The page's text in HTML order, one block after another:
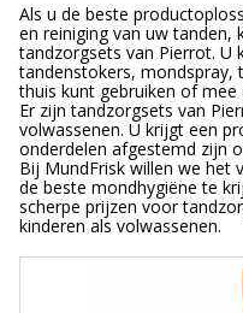
Als u de beste
en reiniging van uw tanden,
tandzorgsets van Pierrot. U
tandenstokers, mondspray,
thuis kunt gebruiken of
Er zijn tandzorgsets van
volwassenen. U krijgt een
onderdelen afgestemd zijn
Bij MundFrisk willen we het
de beste mondhygiëne te
scherpe prijzen voor
kinderen als volwassenen.